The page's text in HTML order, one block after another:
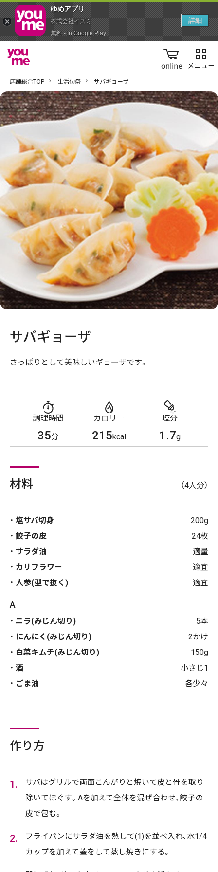
online
店舗総合TOP 生活旬祭 サバギョーザ
サバギョーザ
さっぱりとして美味しいギョーザです。
調理時間
35分
カロリー
215kcal
塩分
1.7g
材料 （4人分）
塩サバ切身
200g
餃子の皮
24枚
サラダ油
適量
カリフラワー
適宜
人参(型で抜く)
適宜
A
ニラ(みじん切り)
5本
にんにく(みじん切り)
2かけ
白菜キムチ(みじん切り)
150g
酒
小さじ1
ごま油
各少々
作り方
サバはグリルで両面こんがりと焼いて皮と骨を取り
除いてほぐす。Aを加えて全体を混ぜ合わせ､餃子の
皮で包む。
フライパンにサラダ油を熱して(1)を並べ入れ､水1/4
カップを加えて蓋をして蒸し焼きにする。
ゆめアプ‪リ‬
株式会社イズミ
無料 - In Google Play
詳細